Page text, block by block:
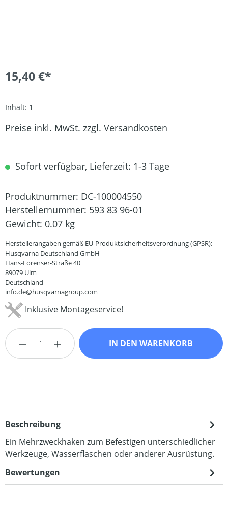
15,40 €*
Inhalt: 1
Preise inkl. MwSt. zzgl. Versandkosten
Sofort verfügbar, Lieferzeit: 1-3 Tage
Produktnummer: DC-100004550
Herstellernummer: 593 83 96-01
Gewicht: 0.07 kg
Herstellerangaben gemäß EU-Produktsicherheitsverordnung (GPSR):
Husqvarna Deutschland GmbH
Hans-Lorenser-Straße 40
89079 Ulm
Deutschland
info.de@husqvarnagroup.com
Inklusive Montageservice!
Produkt Anzahl: Gib den gewünschten
IN DEN WARENKORB
Beschreibung
Ein Mehrzweckhaken zum Befestigen unterschiedlicher
Werkzeuge, Wasserflaschen oder anderer Ausrüstung.
Bewertungen